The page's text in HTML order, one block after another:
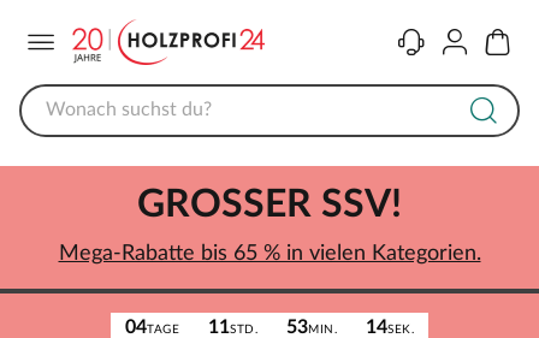
KontaktKonto
04TAGE 11STD. 53MIN. 14SEK.
GROSSER SSV!
Mega-Rabatte bis 65 % in vielen Kategorien.